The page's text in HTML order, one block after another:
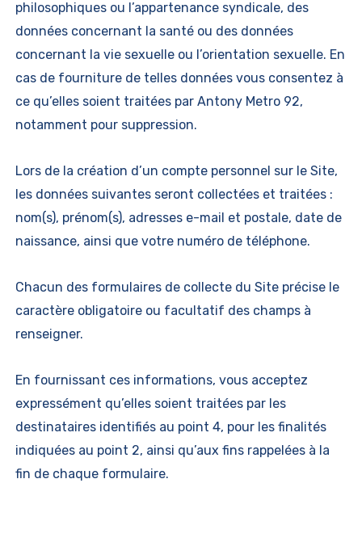
philosophiques ou l’appartenance syndicale, des
données concernant la santé ou des données
concernant la vie sexuelle ou l’orientation sexuelle. En
cas de fourniture de telles données vous consentez à
ce qu’elles soient traitées par Antony Metro 92,
notamment pour suppression.
Lors de la création d’un compte personnel sur le Site,
les données suivantes seront collectées et traitées :
nom(s), prénom(s), adresses e-mail et postale, date de
naissance, ainsi que votre numéro de téléphone.
Chacun des formulaires de collecte du Site précise le
caractère obligatoire ou facultatif des champs à
renseigner.
En fournissant ces informations, vous acceptez
expressément qu’elles soient traitées par les
destinataires identifiés au point 4, pour les finalités
indiquées au point 2, ainsi qu’aux fins rappelées à la
fin de chaque formulaire.